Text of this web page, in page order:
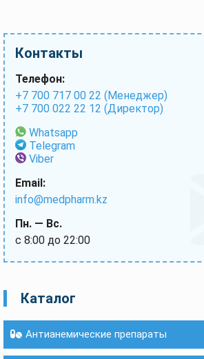
Контакты
Телефон:
+7 700 717 00 22 (Менеджер)
+7 700 022 22 12 (Директор)
Whatsapp
Telegram
Viber
Email:
info@medpharm.kz
Пн. — Вс.
с 8:00 до 22:00
Каталог
Антианемические препараты